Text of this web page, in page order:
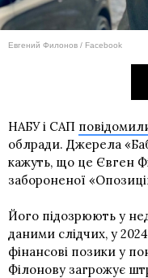
Евгений Филонов / Facebook
НАБУ і САП
облради. Джерела
кажуть, що це Євген
забороненої
Його підозрюють у
даними слідчих, у
фінансові позики у
Філонову загрожує